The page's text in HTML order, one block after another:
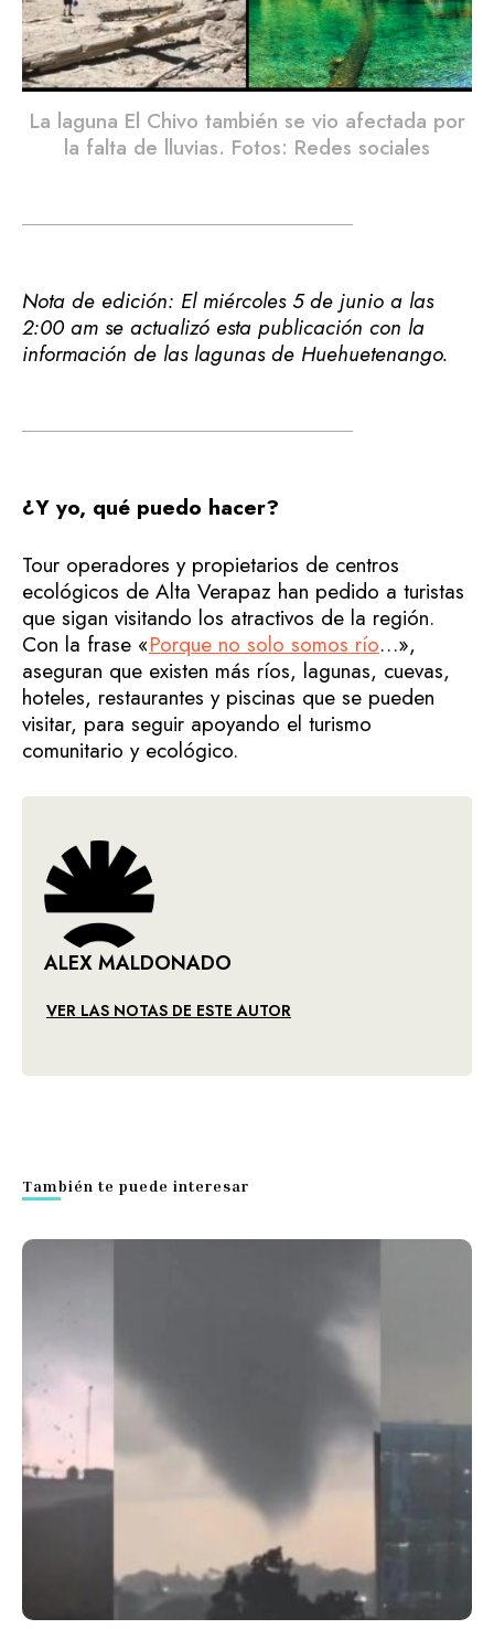
La laguna El Chivo también se vio afectada por
la falta de lluvias. Fotos: Redes sociales
Nota de edición: El miércoles 5 de junio a las
2:00 am se actualizó esta publicación con la
información de las lagunas de Huehuetenango.
¿Y yo, qué puedo hacer?
Tour operadores y propietarios de centros
ecológicos de Alta Verapaz han pedido a turistas
que sigan visitando los atractivos de la región.
Con la frase «Porque no solo somos río…»,
aseguran que existen más ríos, lagunas, cuevas,
hoteles, restaurantes y piscinas que se pueden
visitar, para seguir apoyando el turismo
comunitario y ecológico.
ALEX MALDONADO
VER LAS NOTAS DE ESTE AUTOR
También te puede interesar